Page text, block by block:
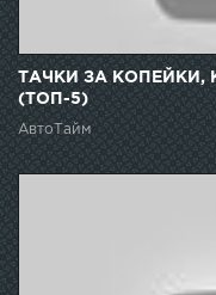
ТАЧКИ ЗА КОПЕЙКИ,
(ТОП-5)
АвтоТайм